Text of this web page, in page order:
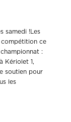
samedi !Les
compétition ce
:
Kériolet 1,
soutien pour
les